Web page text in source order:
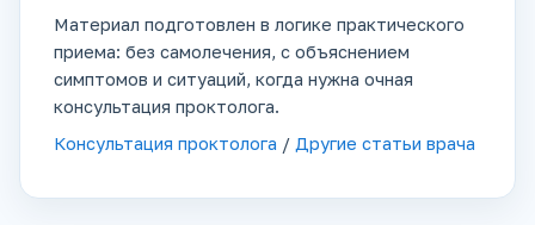
Материал подготовлен в логике практического
приема: без самолечения, с объяснением
симптомов и ситуаций, когда нужна очная
консультация проктолога.
Консультация проктолога / Другие статьи врача